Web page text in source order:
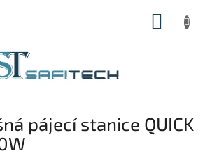
pájecí stanice QUICK